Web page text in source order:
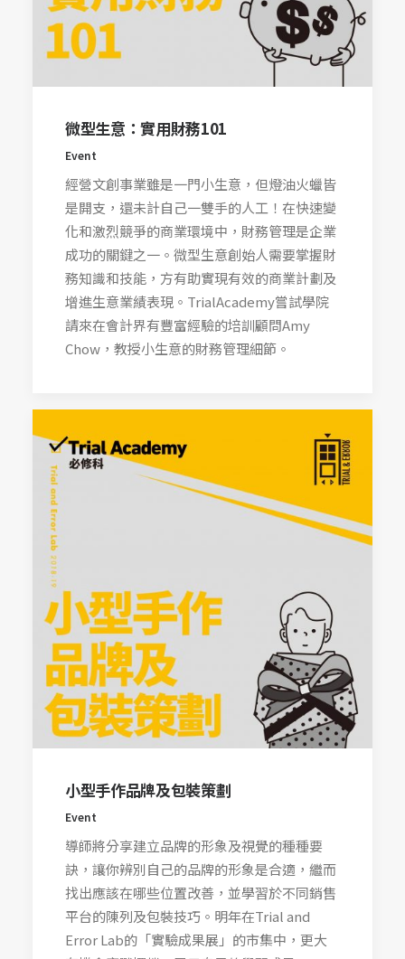
微型生意：實用財務101
Event
經營文創事業雖是一門小生意，但燈油火蠟皆
是開支，還未計自己一雙手的人工！在快速變
化和激烈競爭的商業環境中，財務管理是企業
成功的關鍵之一。微型生意創始人需要掌握財
務知識和技能，方有助實現有效的商業計劃及
增進生意業績表現。TrialAcademy嘗試學院
請來在會計界有豐富經驗的培訓顧問Amy
Chow，教授小生意的財務管理細節。
小型手作品牌及包裝策劃
Event
導師將分享建立品牌的形象及視覺的種種要
訣，讓你辨別自己的品牌的形象是合適，繼而
找出應該在哪些位置改善，並學習於不同銷售
平台的陳列及包裝技巧。明年在Trial and
Error Lab的「實驗成果展」的市集中，更大